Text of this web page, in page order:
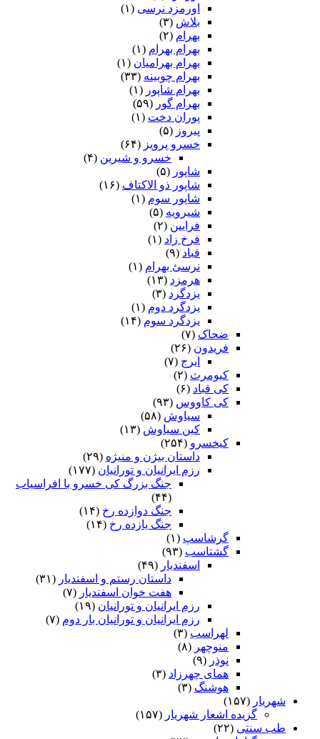
اورمزد نرسى‏ (۱)
بلاش (۳)
بهرام (۲)
بهرام بهرام (۱)
بهرام بهرامیان‏ (۱)
بهرام چوبینه (۳۳)
بهرام شاپور (۱)
بهرام گور (۵۹)
پوران دخت (۱)
پیروز (۵)
خسرو پرویز (۶۴)
خسرو و شیرین (۴)
شاپور (۵)
شاپور ذو الاکتاف (۱۶)
شاپور سوم‏ (۱)
شیرویه (۵)
فرایین (۲)
فرخ زاد (۱)
قباد (۹)
نرسئ بهرام‏ (۱)
هرمزد (۱۳)
یزدگرد (۳)
یزدگرد دوم (۱)
یزدگرد سوم (۱۴)
ضحاک (۷)
فریدون (۲۶)
ایرج (۷)
کیومرث (۲)
کی قباد (۶)
کی کاووس (۹۳)
سیاوش (۵۸)
کین سیاوش (۱۳)
کیخسرو (۲۵۴)
داستان بیژن و منیژه (۲۹)
رزم ایرانیان و تورانیان (۱۷۷)
جنگ بزرگ کی خسرو با افراسیاب
(۴۴)
جنگ دوازده رخ (۱۴)
جنگ یازده رخ (۱۴)
گرشاسپ (۱)
گشتاسب (۹۳)
اسفندیار (۴۹)
داستان رستم و اسفندیار (۳۱)
هفت خوان اسفندیار (۷)
رزم ایرانیان و تورانیان (۱۹)
رزم ایرانیان و تورانیان بار دوم (۷)
لهراسب (۳)
منوچهر (۸)
نوذر (۹)
هماى چهرزاد (۳)
هوشنگ (۳)
شهریار (۱۵۷)
گزیده اشعار شهریار (۱۵۷)
طب سنتی (۲۲)